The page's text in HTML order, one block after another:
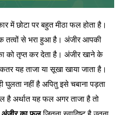
में छोटा पर बहुत मीठा फल होता है।
तत्वों से भरा हुआ है। अंजीर आपकी
को तृप्त कर देता है। अंजीर खाने के
यह ताजा या सूखा खाया जाता है।
नहीं है अपितु इसे चबाना पड़ता
अर्थात यह फल अगर ताजा है तो